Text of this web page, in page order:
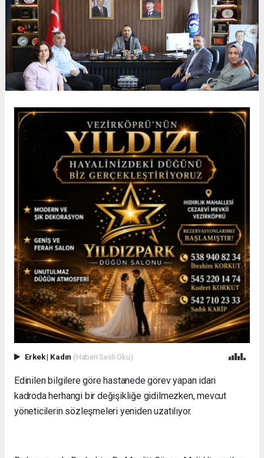
Erkek| Kadın (Haberi Sesli Oku)
Edinilen bilgilere göre hastanede görev yapan idari
kadroda herhangi bir değişikliğe gidilmezken, mevcut
yöneticilerin sözleşmeleri yeniden uzatılıyor.